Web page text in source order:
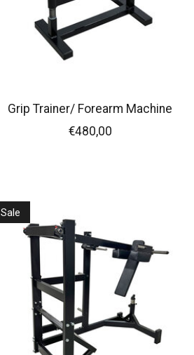
Grip Trainer/ Forearm Machine
€480,00
Sale